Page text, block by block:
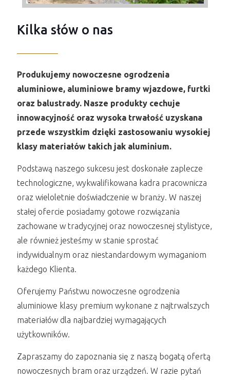
Kilka słów o nas
Produkujemy nowoczesne ogrodzenia
aluminiowe, aluminiowe bramy wjazdowe, furtki
oraz balustrady. Nasze produkty cechuje
innowacyjność oraz wysoka trwałość uzyskana
przede wszystkim dzięki zastosowaniu wysokiej
klasy materiałów takich jak aluminium.
Podstawą naszego sukcesu jest doskonałe zaplecze
technologiczne, wykwalifikowana kadra pracownicza
oraz wieloletnie doświadczenie w branży. W naszej
stałej ofercie posiadamy gotowe rozwiązania
zachowane w tradycyjnej oraz nowoczesnej stylistyce,
ale również jesteśmy w stanie sprostać
indywidualnym oraz niestandardowym wymaganiom
każdego Klienta.
Oferujemy Państwu nowoczesne ogrodzenia
aluminiowe klasy premium wykonane z najtrwalszych
materiałów dla najbardziej wymagających
użytkowników.
Zapraszamy do zapoznania się z naszą bogatą ofertą
nowoczesnych bram oraz urządzeń. W razie pytań